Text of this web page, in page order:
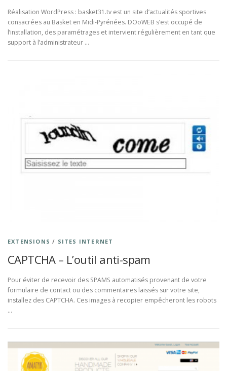
Réalisation WordPress : basket31.tv est un site d’actualités sportives
consacrées au Basket en Midi-Pyrénées. DOoWEB s’est occupé de
l’installation, des paramétrages et intervient régulièrement en tant que
support à l’administrateur …
EXTENSIONS / SITES INTERNET
CAPTCHA – L’outil anti-spam
Pour éviter de recevoir des SPAMS automatisés provenant de votre
formulaire de contact ou des commentaires laissés sur votre site,
installez des CAPTCHA. Ces images à recopier empêcheront les robots
…